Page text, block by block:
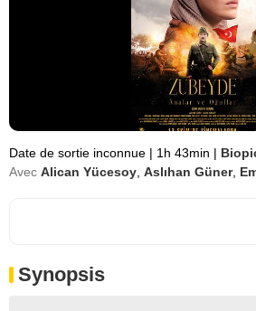
Date de sortie inconnue | 1h 43min |
Avec Alican Yücesoy Aslıhan Güner,
Synopsis